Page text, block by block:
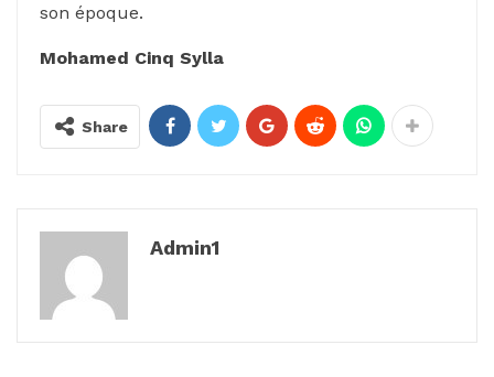
son époque.
Mohamed Cinq Sylla
Share
Admin1